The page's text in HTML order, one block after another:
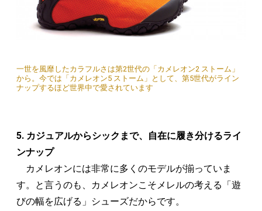
一世を風靡したカラフルさは第2世代の「カメレオン2 ストーム」
から。今では「カメレオン5 ストーム」として、第5世代がライン
ナップするほど世界中で愛されています
5. カジュアルからシックまで、自在に履き分けるライ
ンナップ
カメレオンには非常に多くのモデルが揃っていま
す。と言うのも、カメレオンこそメレルの考える「遊
びの幅を広げる」シューズだからです。